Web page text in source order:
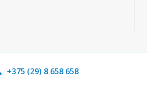
+375 (29) 8 658 658